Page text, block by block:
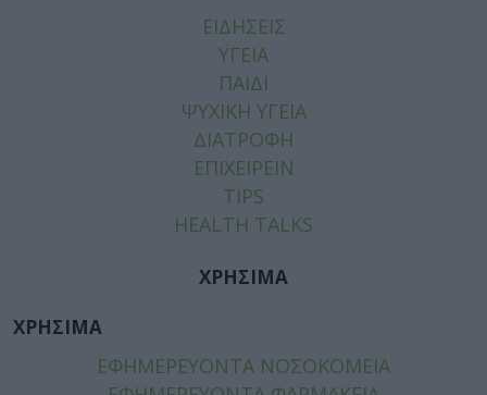
ΕΙΔΗΣΕΙΣ
ΥΓΕΙΑ
ΠΑΙΔΙ
ΨΥΧΙΚΗ ΥΓΕΙΑ
ΔΙΑΤΡΟΦΗ
ΕΠΙΧΕΙΡΕΙΝ
TIPS
HEALTH TALKS
ΧΡΗΣΙΜΑ
ΧΡΗΣΙΜΑ
ΕΦΗΜΕΡΕΥΟΝΤΑ ΝΟΣΟΚΟΜΕΙΑ